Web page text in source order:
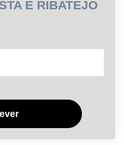
É RIBATEJO